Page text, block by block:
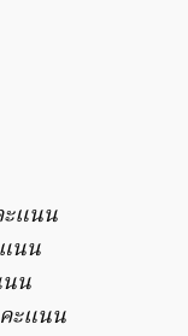
ะแนน
นน
น
ะแนน